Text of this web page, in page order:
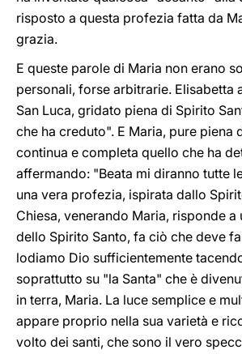
risposto a questa profezia fatta da
grazia.
E queste parole di Maria non erano
personali, forse arbitrarie. Elisabetta
San Luca, gridato piena di Spirito
che ha creduto". E Maria, pure piena
continua e completa quello che ha
affermando: "Beata mi diranno tutte
una vera profezia, ispirata dallo
Chiesa, venerando Maria, risponde a
dello Spirito Santo, fa ciò che deve
lodiamo Dio sufficientemente
soprattutto su "la Santa" che è
in terra, Maria. La luce semplice e
appare proprio nella sua varietà e
volto dei santi, che sono il vero